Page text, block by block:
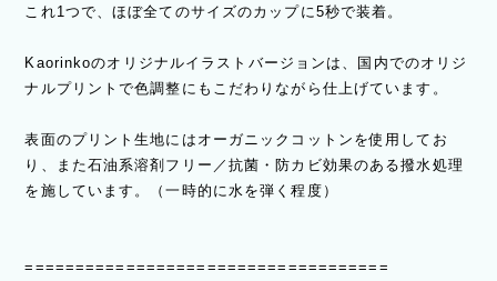
これ1つで、ほぼ全てのサイズのカップに5秒で装着。
Kaorinkoのオリジナルイラストバージョンは、国内でのオリジ
ナルプリントで色調整にもこだわりながら仕上げています。
表面のプリント生地にはオーガニックコットンを使用してお
り、また石油系溶剤フリー／抗菌・防カビ効果のある撥水処理
を施しています。（一時的に水を弾く程度）
====================================